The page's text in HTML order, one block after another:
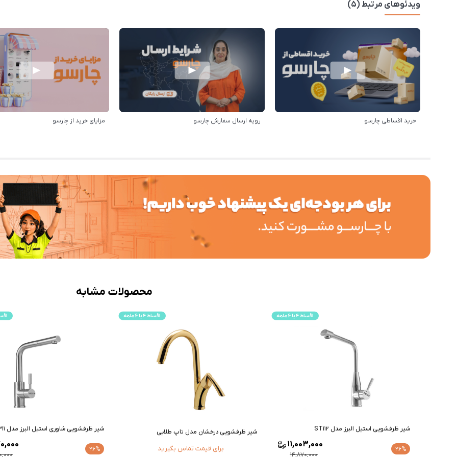
ویدئوهای مرتبط (5)
خرید اقساطی چارسو رویه ارسال سفارش چارسو مزایای خرید از چارسو
محصولات مشابه
شیر ظرفشویی استیل البرز مدل ST112
26%
14,870,000
11,003,000
شیر ظرفشویی درخشان مدل تاپ طلایی
برای قیمت تماس بگیرید
شیر ظرفشویی شاوری استیل البرز مدل ST311
26%